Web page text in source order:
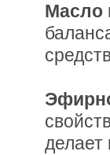
Масло
делает